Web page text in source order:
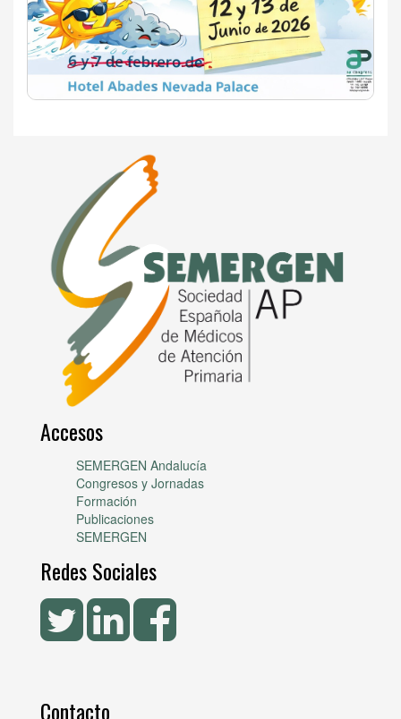
Accesos
SEMERGEN Andalucía
Congresos y Jornadas
Formación
Publicaciones
SEMERGEN
Redes Sociales
Contacto